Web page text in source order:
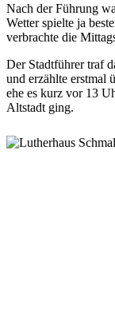
Nach der Führung
Wetter spielte ja
verbrachte die
Der Stadtführer traf
und erzählte erstmal
ehe es kurz vor 13
Altstadt ging.